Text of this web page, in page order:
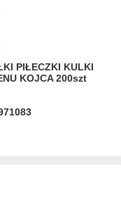
PIŁECZKI KULKI
KOJCA 200szt